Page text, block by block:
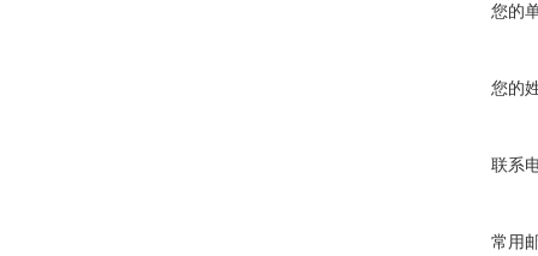
您的
您的
联系
常用